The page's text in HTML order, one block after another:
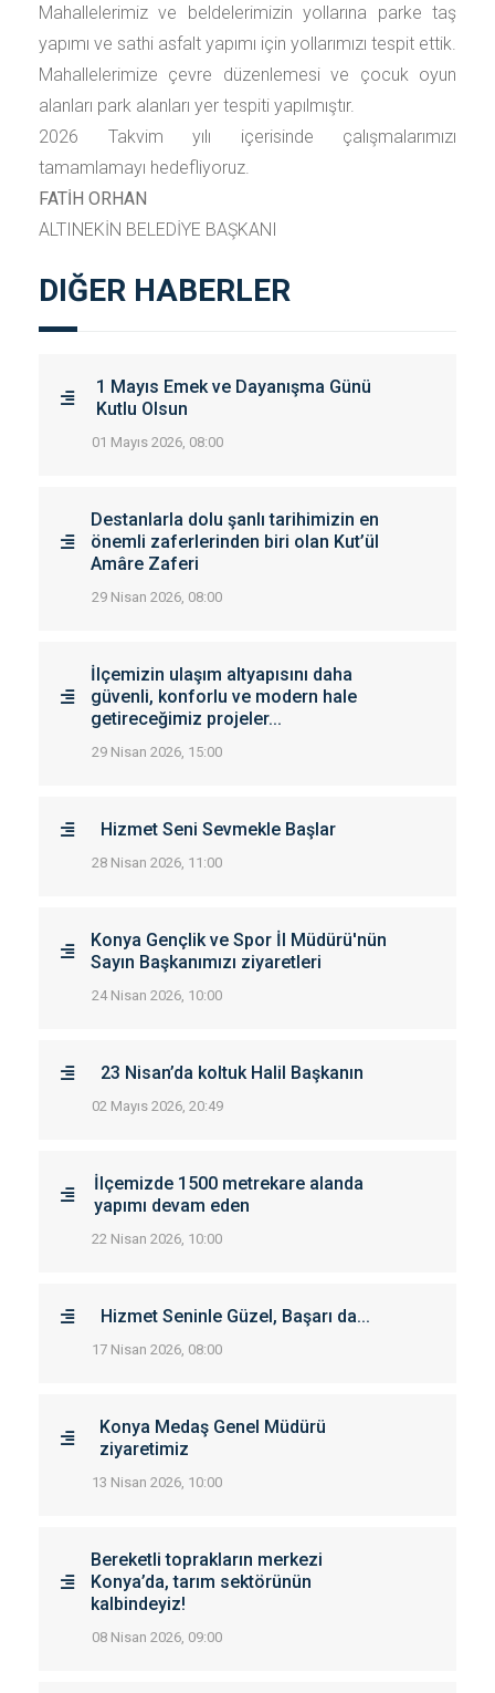
Mahallelerimiz ve beldelerimizin yollarına parke taş
yapımı ve sathi asfalt yapımı için yollarımızı tespit ettik.
Mahallelerimize çevre düzenlemesi ve çocuk oyun
alanları park alanları yer tespiti yapılmıştır.
2026 Takvim yılı içerisinde çalışmalarımızı
tamamlamayı hedefliyoruz.
FATİH ORHAN
ALTINEKİN BELEDİYE BAŞKANI
DIĞER HABERLER
1 Mayıs Emek ve Dayanışma Günü
Kutlu Olsun
01 Mayıs 2026, 08:00
Destanlarla dolu şanlı tarihimizin en
önemli zaferlerinden biri olan Kut’ül
Amâre Zaferi
29 Nisan 2026, 08:00
İlçemizin ulaşım altyapısını daha
güvenli, konforlu ve modern hale
getireceğimiz projeler...
29 Nisan 2026, 15:00
Hizmet Seni Sevmekle Başlar
28 Nisan 2026, 11:00
Konya Gençlik ve Spor İl Müdürü'nün
Sayın Başkanımızı ziyaretleri
24 Nisan 2026, 10:00
23 Nisan’da koltuk Halil Başkanın
02 Mayıs 2026, 20:49
İlçemizde 1500 metrekare alanda
yapımı devam eden
22 Nisan 2026, 10:00
Hizmet Seninle Güzel, Başarı da...
17 Nisan 2026, 08:00
Konya Medaş Genel Müdürü
ziyaretimiz
13 Nisan 2026, 10:00
Bereketli toprakların merkezi
Konya’da, tarım sektörünün
kalbindeyiz!
08 Nisan 2026, 09:00